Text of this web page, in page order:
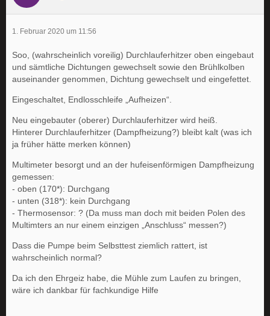
1. Februar 2020 um 11:56
Soo, (wahrscheinlich voreilig) Durchlauferhitzer oben eingebaut
und sämtliche Dichtungen gewechselt sowie den Brühlkolben
auseinander genommen, Dichtung gewechselt und eingefettet.
Eingeschaltet, Endlosschleife „Aufheizen“.
Neu eingebauter (oberer) Durchlauferhitzer wird heiß.
Hinterer Durchlauferhitzer (Dampfheizung?) bleibt kalt (was ich
ja früher hätte merken können)
Multimeter besorgt und an der hufeisenförmigen Dampfheizung
gemessen:
- oben (170*): Durchgang
- unten (318*): kein Durchgang
- Thermosensor: ? (Da muss man doch mit beiden Polen des
Multimters an nur einem einzigen „Anschluss“ messen?)
Dass die Pumpe beim Selbsttest ziemlich rattert, ist
wahrscheinlich normal?
Da ich den Ehrgeiz habe, die Mühle zum Laufen zu bringen,
wäre ich dankbar für fachkundige Hilfe